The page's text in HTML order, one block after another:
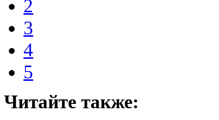
2
3
4
5
Читайте также: